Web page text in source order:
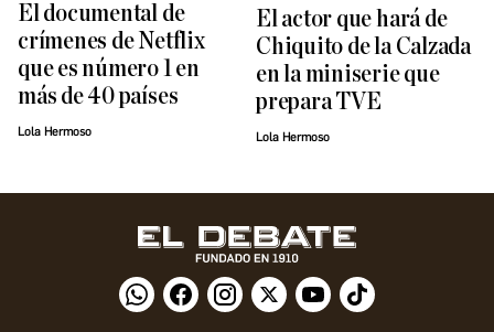
El documental de
crímenes de Netflix
que es número 1 en
más de 40 países
Lola Hermoso
El actor que hará de
Chiquito de la Calzada
en la miniserie que
prepara TVE
Lola Hermoso